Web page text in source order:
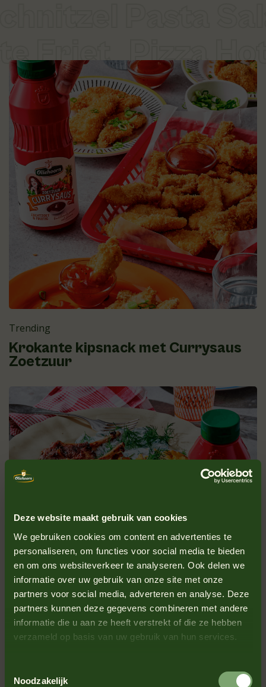
Deze website maakt gebruik van cookies
We gebruiken cookies om content en advertenties te
personaliseren, om functies voor social media te bieden
en om ons websiteverkeer te analyseren. Ook delen we
informatie over uw gebruik van onze site met onze
partners voor social media, adverteren en analyse. Deze
partners kunnen deze gegevens combineren met andere
informatie die u aan ze heeft verstrekt of die ze hebben
verzameld op basis van uw gebruik van hun services.
Noodzakelijk
Friet Pizza
Trending
Krokante kipsnack met Currysaus
Zoetzuur
Gegrilde lamskoteletten met